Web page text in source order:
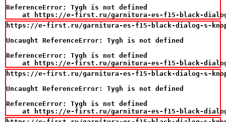
ReferenceError: Tygh is not defined
at https://e-first.ru/garnitura-es-f15-black-
https://e-first.ru/garnitura-es-f15-black-dialog-s-
Uncaught ReferenceError: Tygh is not defined
ReferenceError: Tygh is not defined
at https://e-first.ru/garnitura-es-f15-black-
https://e-first.ru/garnitura-es-f15-black-dialog-s-
Uncaught ReferenceError: Tygh is not defined
ReferenceError: Tygh is not defined
at https://e-first.ru/garnitura-es-f15-black-